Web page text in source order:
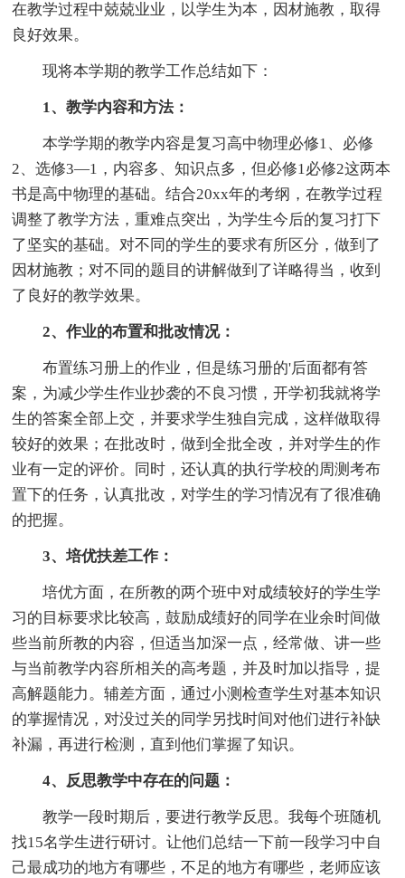
在教学过程中兢兢业业，以学生为本，因材施教，取得
良好效果。
现将本学期的教学工作总结如下：
1、教学内容和方法：
本学学期的教学内容是复习高中物理必修1、必修
2、选修3—1，内容多、知识点多，但必修1必修2这两本
书是高中物理的基础。结合20xx年的考纲，在教学过程
调整了教学方法，重难点突出，为学生今后的复习打下
了坚实的基础。对不同的学生的要求有所区分，做到了
因材施教；对不同的题目的讲解做到了详略得当，收到
了良好的教学效果。
2、作业的布置和批改情况：
布置练习册上的作业，但是练习册的'后面都有答
案，为减少学生作业抄袭的不良习惯，开学初我就将学
生的答案全部上交，并要求学生独自完成，这样做取得
较好的效果；在批改时，做到全批全改，并对学生的作
业有一定的评价。同时，还认真的执行学校的周测考布
置下的任务，认真批改，对学生的学习情况有了很准确
的把握。
3、培优扶差工作：
培优方面，在所教的两个班中对成绩较好的学生学
习的目标要求比较高，鼓励成绩好的同学在业余时间做
些当前所教的内容，但适当加深一点，经常做、讲一些
与当前教学内容所相关的高考题，并及时加以指导，提
高解题能力。辅差方面，通过小测检查学生对基本知识
的掌握情况，对没过关的同学另找时间对他们进行补缺
补漏，再进行检测，直到他们掌握了知识。
4、反思教学中存在的问题：
教学一段时期后，要进行教学反思。我每个班随机
找15名学生进行研讨。让他们总结一下前一段学习中自
己最成功的地方有哪些，不足的地方有哪些，老师应该